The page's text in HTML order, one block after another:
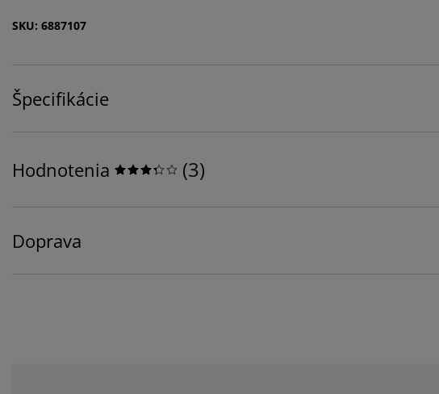
SKU: 6887107
Špecifikácie
Hodnotenia (3)
Doprava